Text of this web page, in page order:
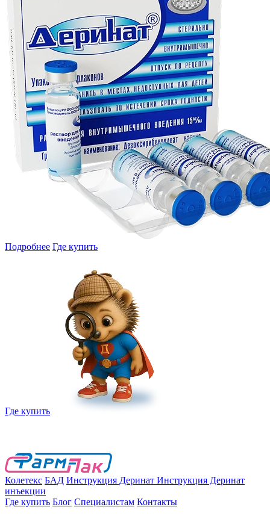
Подробнее Где купить
Где купить
Колетекс БАД Инструкция Деринат Инструкция Деринат
инъекции
Где купить Блог Специалистам Контакты